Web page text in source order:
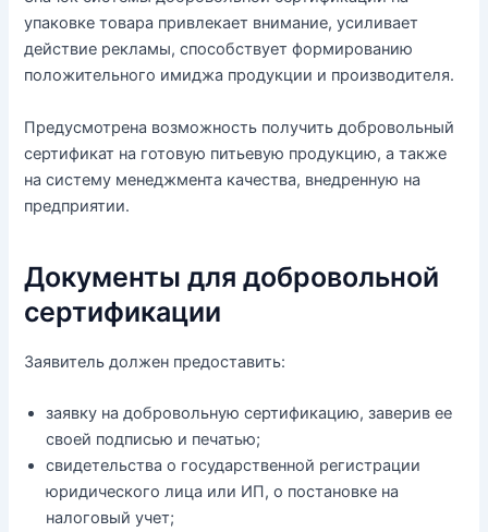
упаковке товара привлекает внимание, усиливает
действие рекламы, способствует формированию
положительного имиджа продукции и производителя.
Предусмотрена возможность получить добровольный
сертификат на готовую питьевую продукцию, а также
на систему менеджмента качества, внедренную на
предприятии.
Документы для добровольной
сертификации
Заявитель должен предоставить:
заявку на добровольную сертификацию, заверив ее
своей подписью и печатью;
свидетельства о государственной регистрации
юридического лица или ИП, о постановке на
налоговый учет;